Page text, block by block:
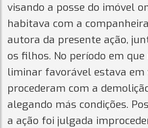
visando a posse do imóvel
habitava com a
autora da presente ação,
os filhos. No período em que
liminar favorável estava em
procederam com a
alegando más condições.
a ação foi julgada